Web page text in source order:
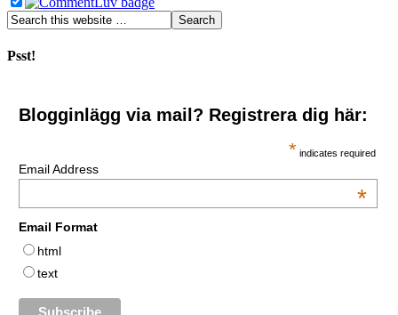
Psst!
Blogginlägg via mail? Registrera dig här:
* indicates required
Email Address
*
Email Format
html
text